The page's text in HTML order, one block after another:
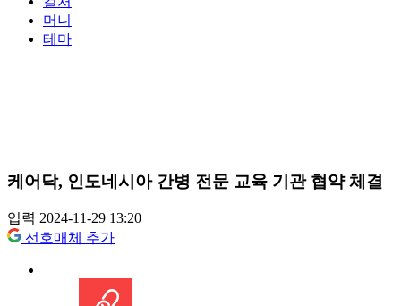
머니
테마
케어닥, 인도네시아 간병 전문 교육 기관 협약 체결
입력 2024-11-29 13:20
선호매체 추가